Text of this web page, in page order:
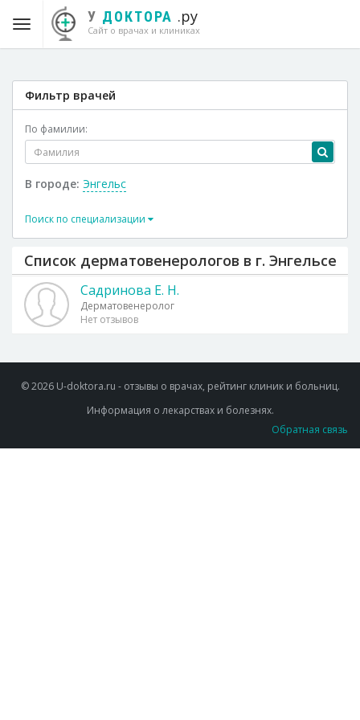
У ДОКТОРА .ру
Сайт о врачах и клиниках
Фильтр врачей
По фамилии:
В городе: Энгельс
Поиск по специализации
Список дерматовенерологов в г. Энгельсе
Садринова Е. Н.
Дерматовенеролог
Нет отзывов
© 2026 U-doktora.ru - отзывы о врачах, рейтинг клиник и больниц.
Информация о лекарствах и болезнях.
Обратная связь